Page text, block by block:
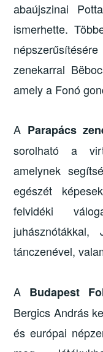
abaújszinai
ismerhette.
zenekarral
amely a Fonó
A Parapács
sorolható a
amelynek
egészét
felvidéki
tánczenével,
A Budapest
Bergics András
és európai